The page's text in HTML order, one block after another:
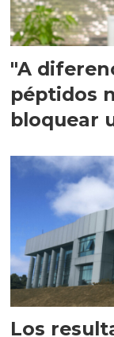
"A
péptidos
bloquear
Los